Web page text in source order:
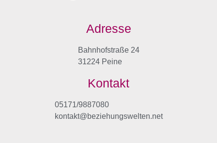
Adresse
Bahnhofstraße 24
31224 Peine
Kontakt
05171/9887080
kontakt@beziehungswelten.net